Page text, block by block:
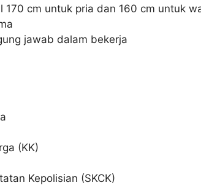
cm untuk pria dan 160 cm untuk
jawab dalam bekerja
(KK)
Kepolisian (SKCK)